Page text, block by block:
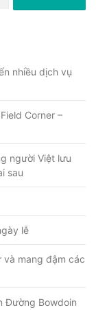
nhiều dịch vụ
Corner –
người Việt lưu
sau
lễ
và mang đậm các
Đường Bowdoin